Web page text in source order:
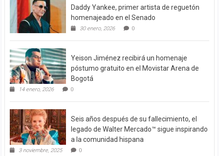
Daddy Yankee, primer artista de reguetón
homenajeado en el Senado
30 enero, 2026 0
Yeison Jiménez recibirá un homenaje
póstumo gratuito en el Movistar Arena de
Bogotá
14 enero, 2026 0
Seis años después de su fallecimiento, el
legado de Walter Mercado™ sigue inspirando
a la comunidad hispana
3 noviembre, 2025 0